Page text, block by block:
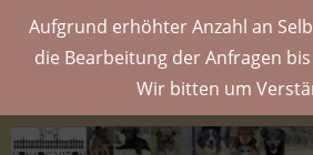
Aufgrund erhöhter Anzahl an
die Bearbeitung der Anfragen
Wir bitten um